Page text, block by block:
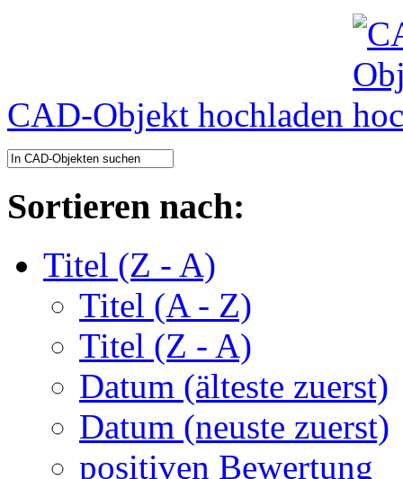
CAD-Objekt hochladen
Sortieren nach:
Titel (Z - A)
Titel (A - Z)
Titel (Z - A)
Datum (älteste zuerst)
Datum (neuste zuerst)
positiven Bewertung